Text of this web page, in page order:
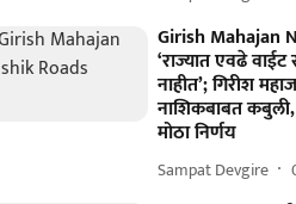
Girish Mahajan
‘राज्यात एवढे
नाहीत’; गिरीश
नाशिकबाबत कबुली,
मोठा निर्णय
Sampat Devgire